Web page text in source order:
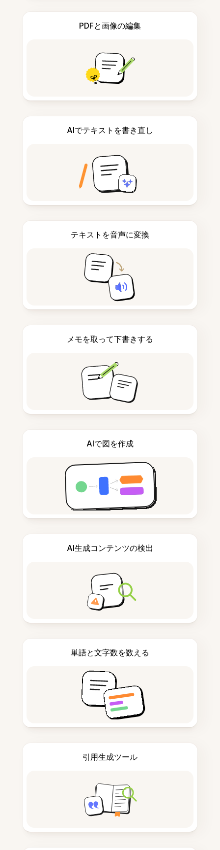
PDFと画像の編集
AIでテキストを書き直し
テキストを音声に変換
メモを取って下書きする
AIで図を作成
AI生成コンテンツの検出
単語と文字数を数える
引用生成ツール